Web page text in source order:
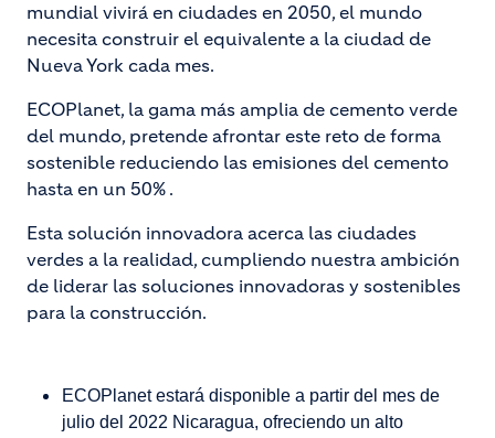
mundial vivirá en ciudades en 2050, el mundo
necesita construir el equivalente a la ciudad de
Nueva York cada mes.
ECOPlanet, la gama más amplia de cemento verde
del mundo, pretende afrontar este reto de forma
sostenible reduciendo las emisiones del cemento
hasta en un 50% .
Esta solución innovadora acerca las ciudades
verdes a la realidad, cumpliendo nuestra ambición
de liderar las soluciones innovadoras y sostenibles
para la construcción.
ECOPlanet estará disponible a partir del mes de
julio del 2022 Nicaragua, ofreciendo un alto